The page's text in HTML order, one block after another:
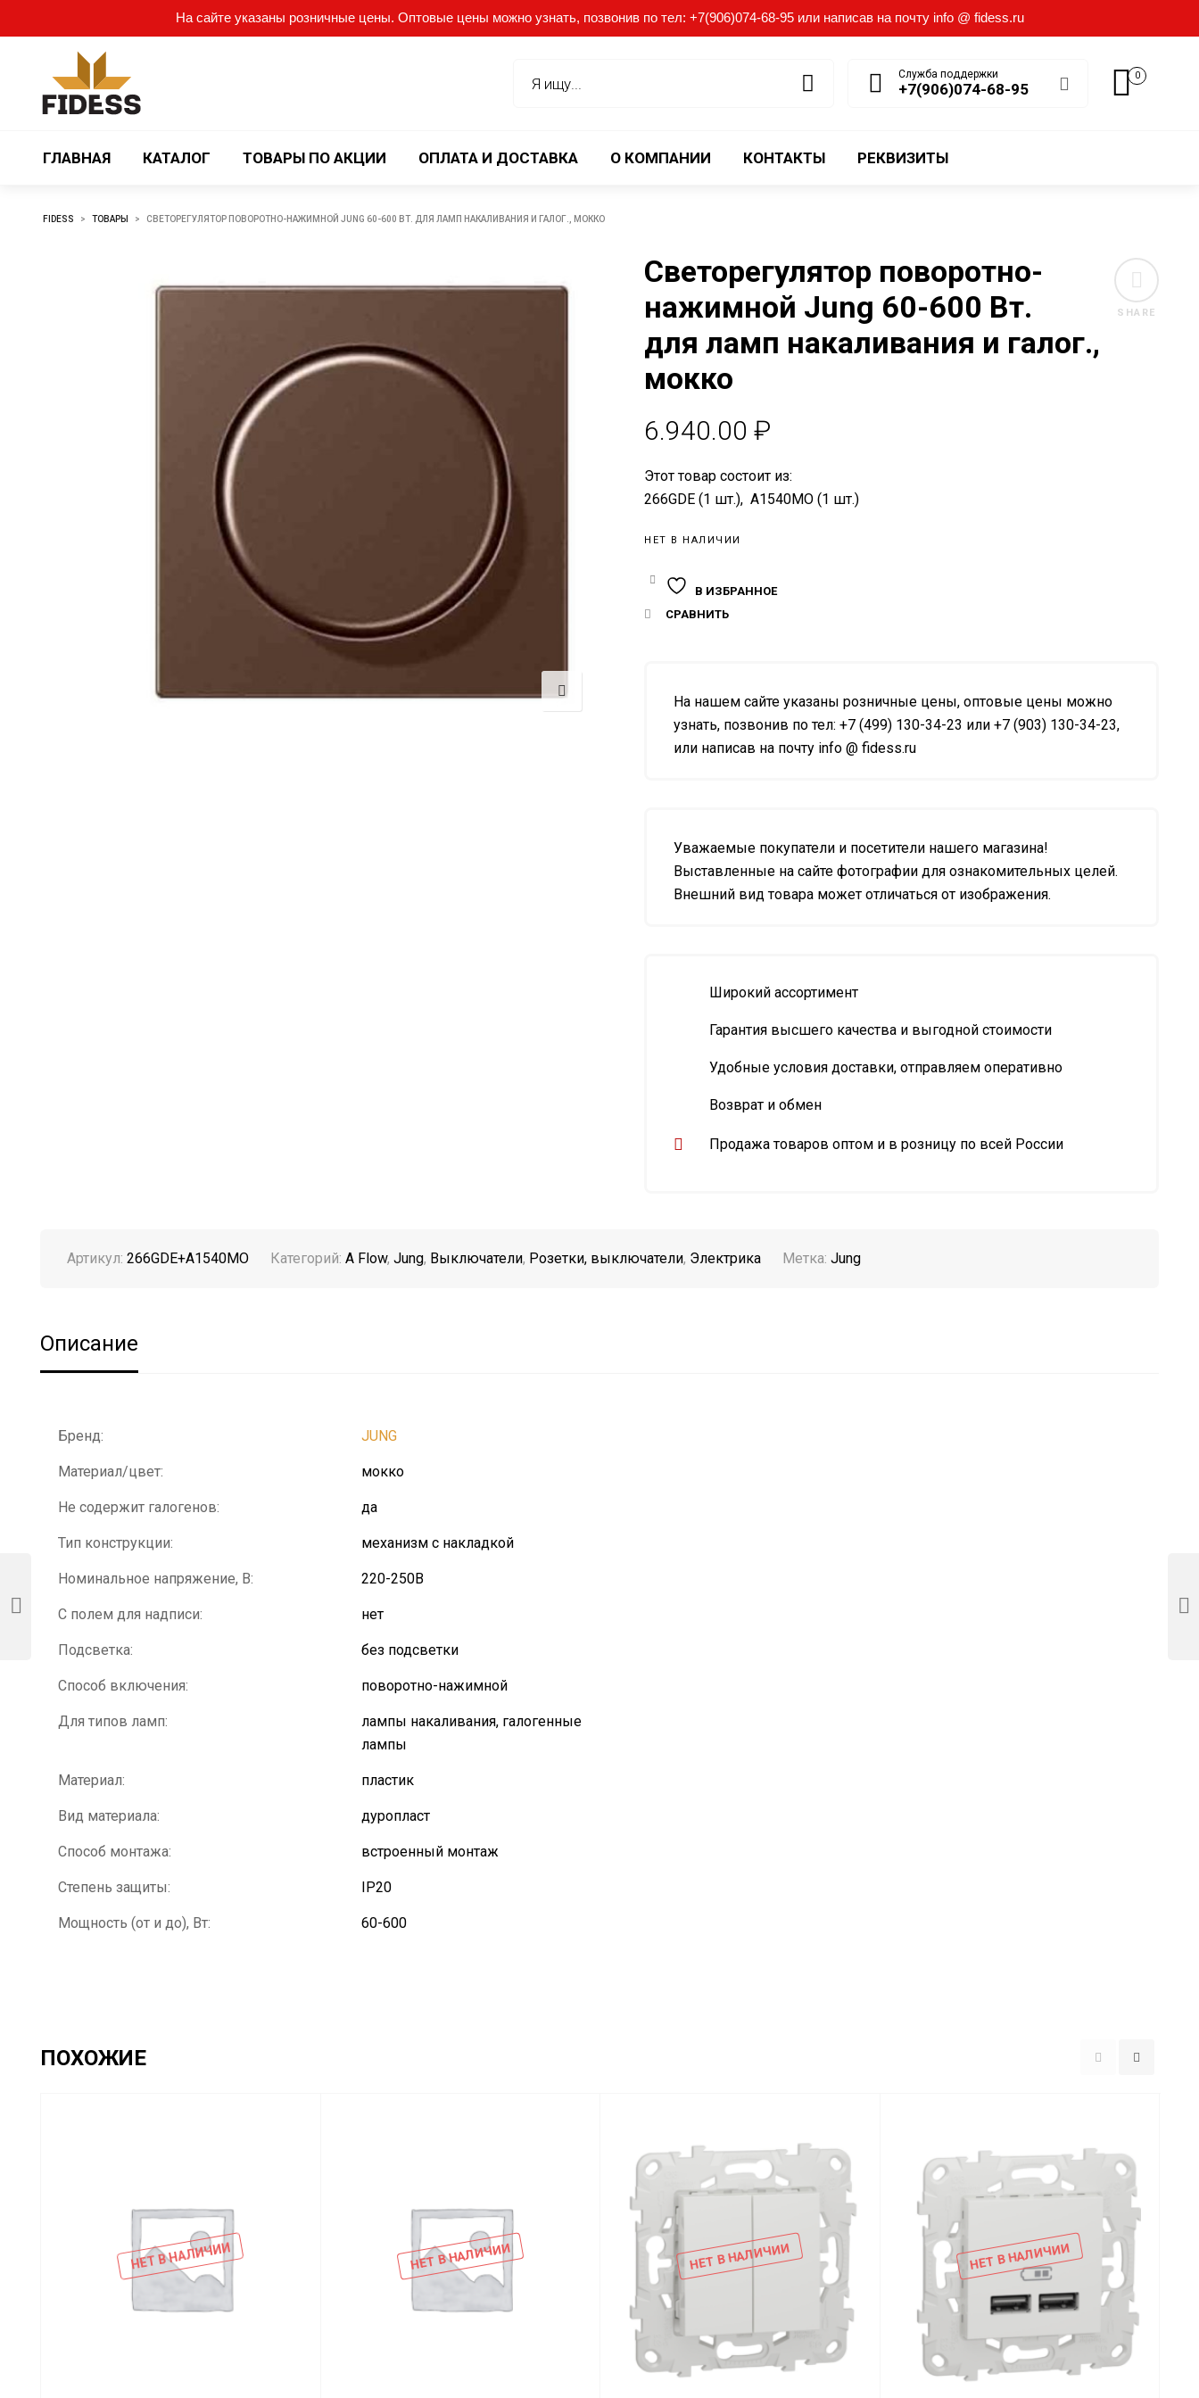
На сайте указаны розничные цены. Оптовые цены можно узнать, позвонив по тел: +7(906)074-68-95 или написав на почту info @ fidess.ru
Служба поддержки
+7(906)074-68-95
0
ГЛАВНАЯ КАТАЛОГ ТОВАРЫ ПО АКЦИИ ОПЛАТА И ДОСТАВКА О КОМПАНИИ КОНТАКТЫ РЕКВИЗИТЫ
FIDESS > ТОВАРЫ > СВЕТОРЕГУЛЯТОР ПОВОРОТНО-НАЖИМНОЙ JUNG 60-600 ВТ. ДЛЯ ЛАМП НАКАЛИВАНИЯ И ГАЛОГ., МОККО
SHARE
Светорегулятор поворотно-
нажимной Jung 60-600 Вт.
для ламп накаливания и галог.,
мокко
6.940.00 ₽
Этот товар состоит из:
266GDE (1 шт.), A1540MO (1 шт.)
НЕТ В НАЛИЧИИ
В ИЗБРАННОЕ
СРАВНИТЬ
На нашем сайте указаны розничные цены, оптовые цены можно
узнать, позвонив по тел: +7 (499) 130-34-23 или +7 (903) 130-34-23,
или написав на почту info @ fidess.ru
Уважаемые покупатели и посетители нашего магазина!
Выставленные на сайте фотографии для ознакомительных целей.
Внешний вид товара может отличаться от изображения.
Широкий ассортимент
Гарантия высшего качества и выгодной стоимости
Удобные условия доставки, отправляем оперативно
Возврат и обмен
Продажа товаров оптом и в розницу по всей России
Артикул: 266GDE+A1540MO Категорий: A Flow, Jung, Выключатели, Розетки, выключатели, Электрика Метка: Jung
Описание
Бренд: JUNG
Материал/цвет: мокко
Не содержит галогенов: да
Тип конструкции: механизм с накладкой
Номинальное напряжение, В: 220-250В
С полем для надписи: нет
Подсветка: без подсветки
Способ включения: поворотно-нажимной
Для типов ламп:
лампы накаливания, галогенные
лампы
Материал: пластик
Вид материала: дуропласт
Способ монтажа: встроенный монтаж
Степень защиты: IP20
Мощность (от и до), Вт: 60-600
ПОХОЖИЕ
НЕТ В НАЛИЧИИ НЕТ В НАЛИЧИИ НЕТ В НАЛИЧИИ НЕТ В НАЛИЧИИ